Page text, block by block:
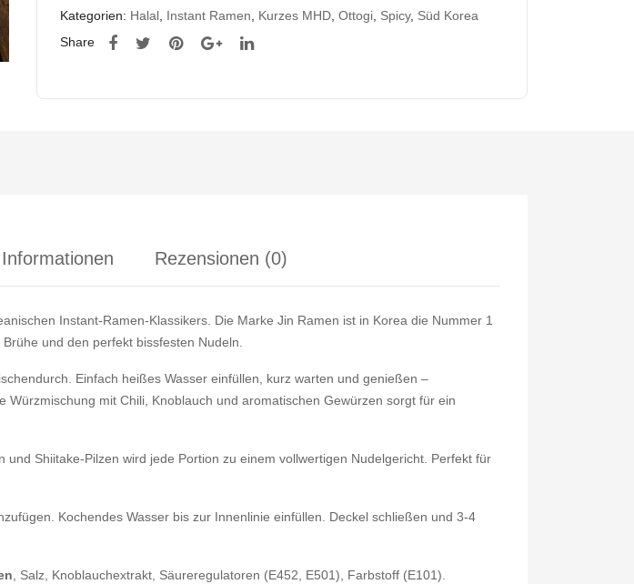
er
Kategorien: Halal, Instant Ramen, Kurzes MHD, Ottogi, Spicy, Süd Korea
Share
Rezensionen (0)
Instant-Ramen-Klassikers. Die Marke Jin Ramen ist in Korea die Nummer 1
und den perfekt bissfesten Nudeln.
Einfach heißes Wasser einfüllen, kurz warten und genießen –
mit Chili, Knoblauch und aromatischen Gewürzen sorgt für ein
Shiitake-Pilzen wird jede Portion zu einem vollwertigen Nudelgericht. Perfekt für
Kochendes Wasser bis zur Innenlinie einfüllen. Deckel schließen und 3-4
, Salz, Knoblauchextrakt, Säureregulatoren (E452, E501), Farbstoff (E101).